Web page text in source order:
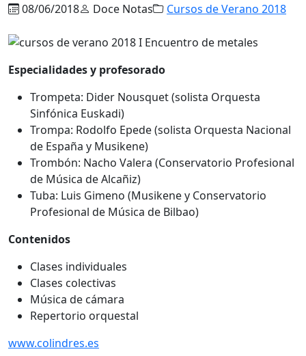
08/06/2018 Doce Notas Cursos de Verano 2018
Especialidades y profesorado
Trompeta: Dider Nousquet (solista Orquesta
Sinfónica Euskadi)
Trompa: Rodolfo Epede (solista Orquesta Nacional
de España y Musikene)
Trombón: Nacho Valera (Conservatorio Profesional
de Música de Alcañiz)
Tuba: Luis Gimeno (Musikene y Conservatorio
Profesional de Música de Bilbao)
Contenidos
Clases individuales
Clases colectivas
Música de cámara
Repertorio orquestal
www.colindres.es